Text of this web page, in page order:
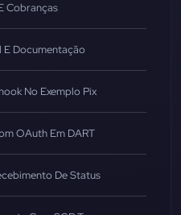
Cobranças
E Documentação
No Exemplo Pix
OAuth Em DART
De Status